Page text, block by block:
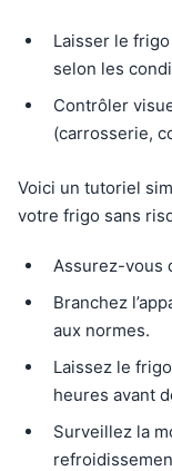
Laisser le
selon les
Contrôler
(carrosserie,
Voici un tutoriel
votre frigo sans
Assurez-vous
Branchez
aux normes.
Laissez le
heures avant
Surveillez la